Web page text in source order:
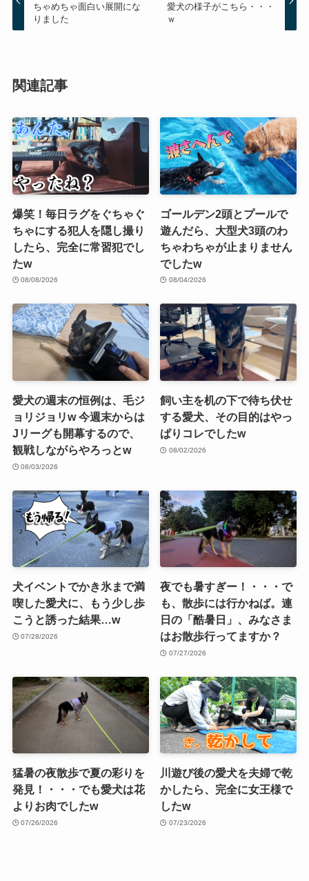
ちゃめちゃ面白い展開にな
りました
愛犬の様子がこちら・・・
ｗ
関連記事
爆笑！毎日ラグをぐちゃぐ
ちゃにする犯人を隠し撮り
したら、完全に常習犯でし
たw
08/08/2026
ゴールデン2頭とプールで
遊んだら、大型犬3頭のわ
ちゃわちゃが止まりません
でしたw
08/04/2026
愛犬の週末の恒例は、毛ジ
ョリジョリw 今週末からは
Jリーグも開幕するので、
観戦しながらやろっとw
08/03/2026
飼い主を机の下で待ち伏せ
する愛犬、その目的はやっ
ぱりコレでしたw
08/02/2026
犬イベントでかき氷まで満
喫した愛犬に、もう少し歩
こうと誘った結果…w
07/28/2026
夜でも暑すぎー！・・・で
も、散歩には行かねば。連
日の「酷暑日」、みなさま
はお散歩行ってますか？
07/27/2026
猛暑の夜散歩で夏の彩りを
発見！・・・でも愛犬は花
よりお肉でしたw
07/26/2026
川遊び後の愛犬を夫婦で乾
かしたら、完全に女王様で
したw
07/23/2026